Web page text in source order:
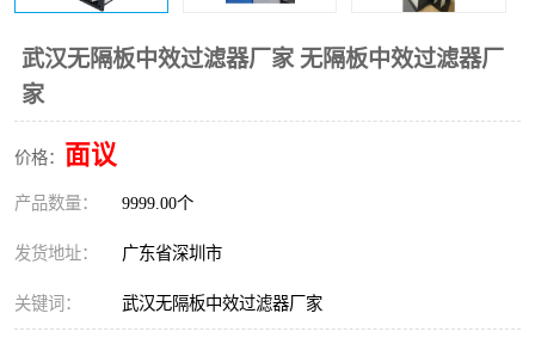
武汉无隔板中效过滤器厂家 无隔板中效过滤器厂
家
价格： 面议
产品数量： 9999.00个
发货地址： 广东省深圳市
关键词： 武汉无隔板中效过滤器厂家